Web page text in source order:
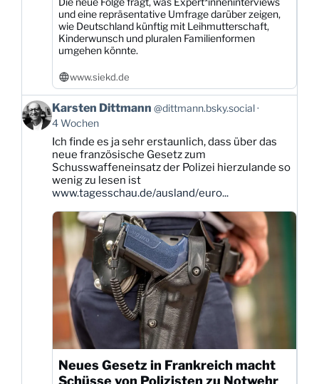
und eine repräsentative Umfrage darüber zeigen,
wie Deutschland künftig mit Leihmutterschaft,
Kinderwunsch und pluralen Familienformen
umgehen könnte.
www.siekd.de
Beitrag
von
Karsten
Dittmann
Bluesky
ansehen
Karsten Dittmann @dittmann.bsky.social
4 Wochen
Ich finde es ja sehr erstaunlich, dass über das
neue französische Gesetz zum
Schusswaffeneinsatz der Polizei hierzulande so
wenig zu lesen ist
www.tagesschau.de/ausland/euro...
Neues Gesetz in Frankreich macht
Schüsse von Polizisten zu Notwehr